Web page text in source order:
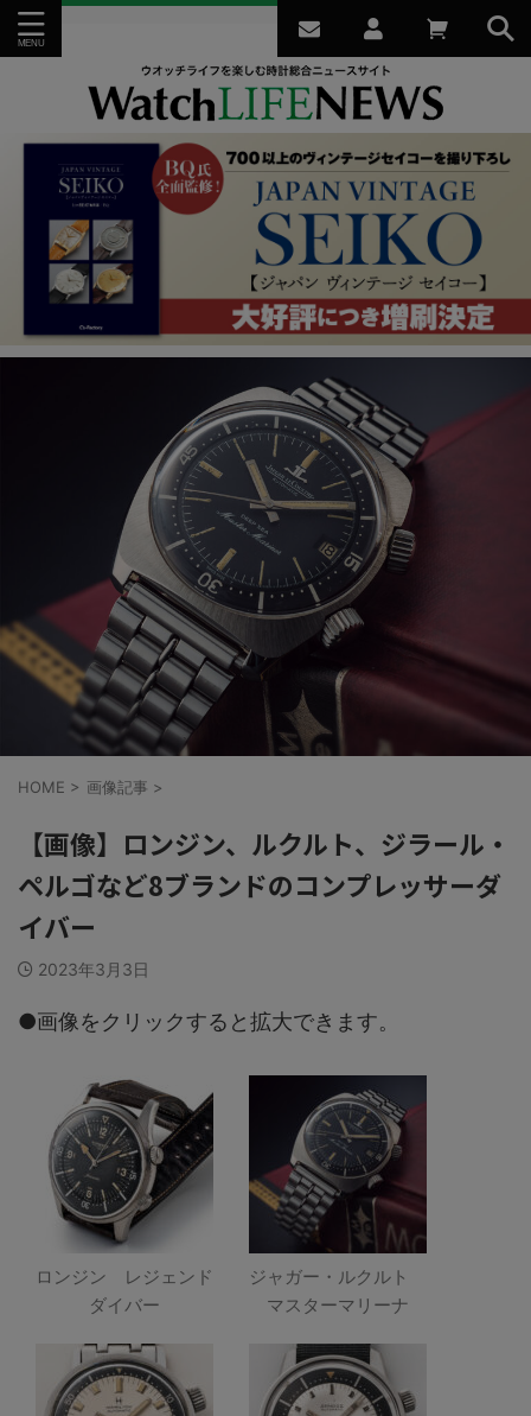
HOME > 画像記事 >
【画像】ロンジン、ルクルト、ジラール・
ペルゴなど8ブランドのコンプレッサーダ
イバー
2023年3月3日
●画像をクリックすると拡大できます。
ロンジン レジェンド
ダイバー
ジャガー・ルクルト
マスターマリーナ